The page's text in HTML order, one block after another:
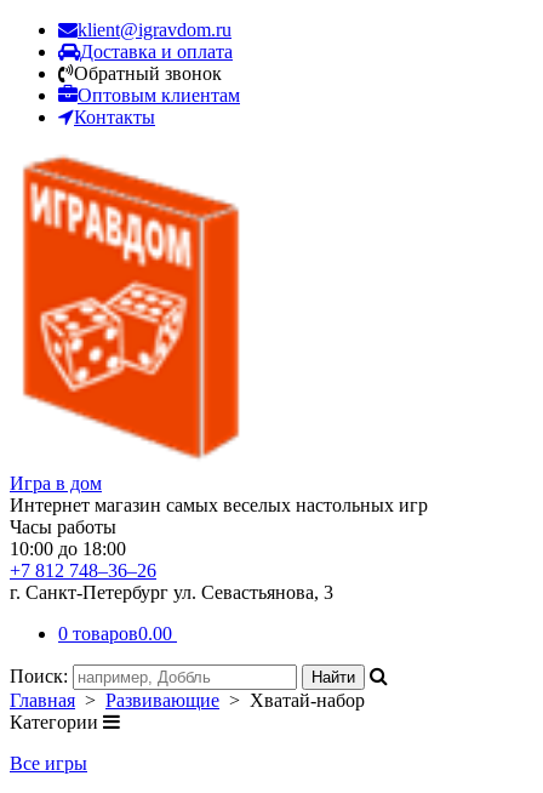
klient@igravdom.ru
Доставка и оплата
Обратный звонок
Оптовым клиентам
Контакты
Игра в дом
Интернет магазин самых веселых настольных игр
Часы работы
10:00 до 18:00
+7 812 748–36–26
г. Санкт-Петербург ул. Севастьянова, 3
0 товаров0.00
Поиск:
Главная > Развивающие > Хватай-набор
Категории
Все игры